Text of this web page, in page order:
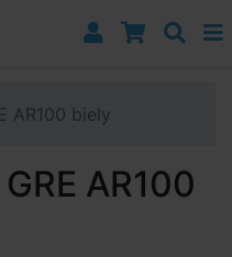
AR100 biely
AR100